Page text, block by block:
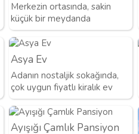
Merkezin ortasında, sakin
küçük bir meydanda
Asya Ev
Adanın nostaljik sokağında,
çok uygun fiyatlı kiralık ev
Ayışığı Çamlık Pansiyon